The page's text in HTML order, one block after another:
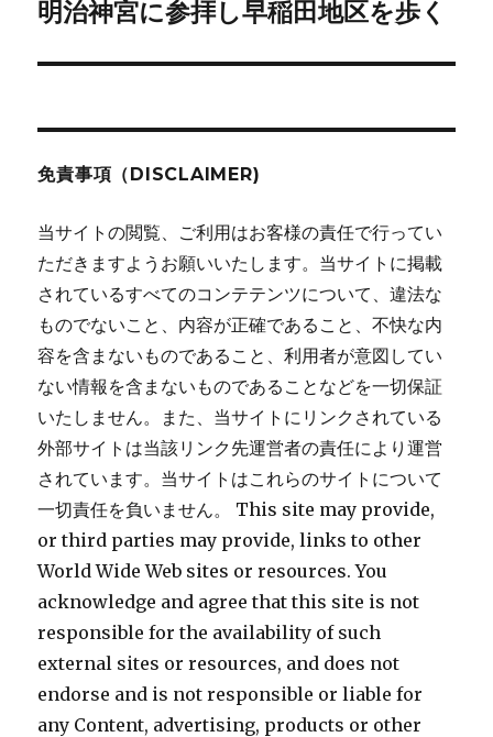
ゲ
ー
次
投
明治神宮に参拝し早稲田地区を歩く
免責事項（DISCLAIMER)
当サイトの閲覧、ご利用はお客様の責任で行ってい
ただきますようお願いいたします。当サイトに掲載
されているすべてのコンテテンツについて、違法な
ものでないこと、内容が正確であること、不快な内
容を含まないものであること、利用者が意図してい
ない情報を含まないものであることなどを一切保証
いたしません。また、当サイトにリンクされている
外部サイトは当該リンク先運営者の責任により運営
されています。当サイトはこれらのサイトについて
一切責任を負いません。 This site may provide,
or third parties may provide, links to other
World Wide Web sites or resources. You
acknowledge and agree that this site is not
responsible for the availability of such
external sites or resources, and does not
endorse and is not responsible or liable for
any Content, advertising, products or other